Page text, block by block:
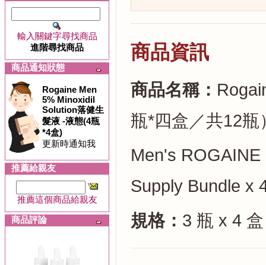
輸入關鍵字尋找商品
進階尋找商品
商品通知狀態
Rogaine Men
5% Minoxidil
Solution落健生
髮液 -液態(4瓶
*4盒)
更新時通知我
推薦給親友
推薦這個商品給親友
商品評論
商品資訊
商品名稱：
瓶*四盒／共12瓶
Men's
Supply Bundle x
規格： 3 瓶 x 4